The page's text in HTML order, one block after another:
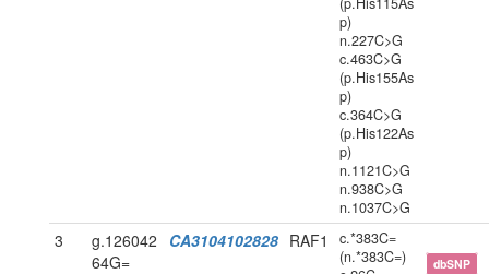
p)
n.227C>G
c.463C>G
(p.His155As
p)
c.364C>G
(p.His122As
p)
n.1121C>G
n.938C>G
n.1037C>G
3
g.126042
64G=
CA3104102828 RAF1
c.*383C=
(n.*383C=)
dbSNP